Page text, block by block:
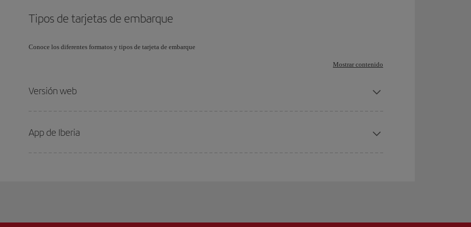
Tipos de tarjetas de embarque
Conoce los diferentes formatos y tipos de tarjeta de embarque
Mostrar contenido
Versión web
App de Iberia